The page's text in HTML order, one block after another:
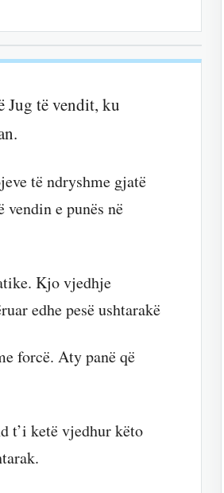
Jug të vendit, ku
të ndryshme gjatë
vendin e punës në
Kjo vjedhje
edhe pesë ushtarakë
forcë. Aty panë që
t’i ketë vjedhur këto